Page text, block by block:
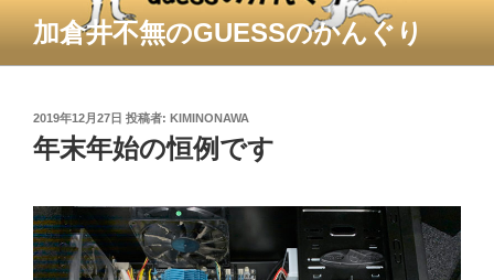
テ
加倉井不無のGUESSのかんぐり
投
稿
日:
2019年12月27日 投稿者: KIMINONAWA
年末年始の恒例です